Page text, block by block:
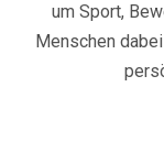
um Sport,
Menschen